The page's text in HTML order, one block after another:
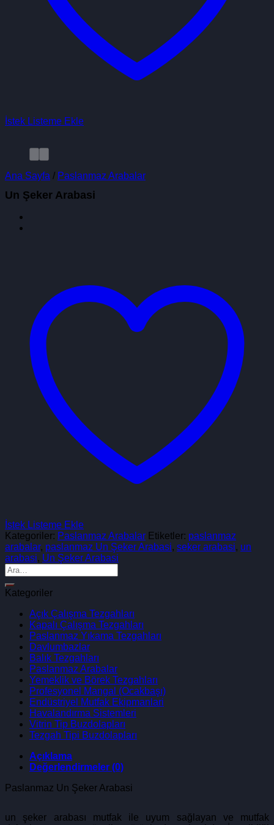
İstek Listeme Ekle
Ana Sayfa / Paslanmaz Arabalar
Un Şeker Arabasi
İstek Listeme Ekle
Kategoriler: Paslanmaz Arabalar Etiketler: paslanmaz
arabalar, paslanmaz Un Şeker Arabasi, seker arabasi, un
arabasi, Un Şeker Arabasi
Kategoriler
Açık Çalışma Tezgahları
Kapalı Çalışma Tezgahları
Paslanmaz Yıkama Tezgahları
Davlumbazlar
Balık Tezgahları
Paslanmaz Arabalar
Yemeklik ve Börek Tezgahları
Profesyonel Mangal (Ocakbaşı)
Endüstriyel Mutfak Ekipmanlari
Havalandırma Sistemleri
Vitrin Tip Buzdolapları
Tezgah Tipi Buzdolapları
Açıklama
Değerlendirmeler (0)
Paslanmaz Un Şeker Arabasi
un şeker arabası mutfak ile uyum sağlayan ve mutfak